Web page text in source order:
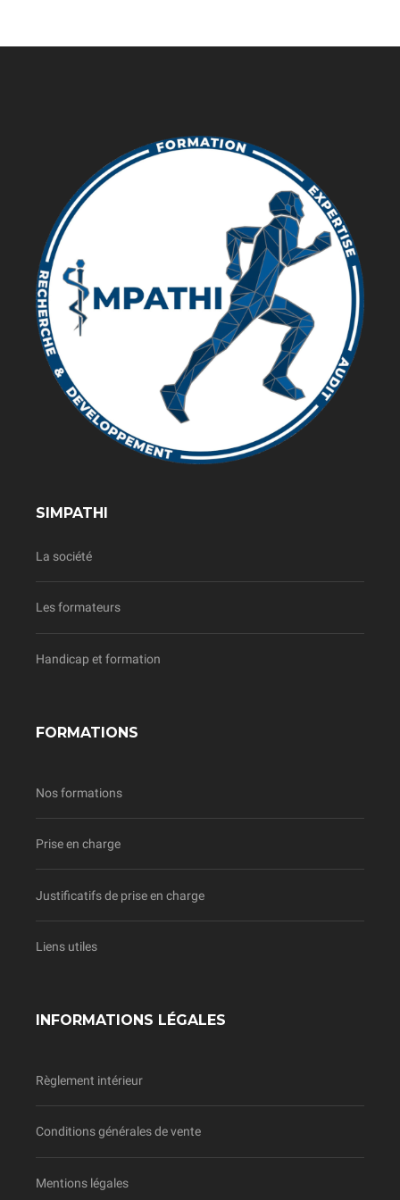
SIMPATHI
La société
Les formateurs
Handicap et formation
FORMATIONS
Nos formations
Prise en charge
Justificatifs de prise en charge
Liens utiles
INFORMATIONS LÉGALES
Règlement intérieur
Conditions générales de vente
Mentions légales